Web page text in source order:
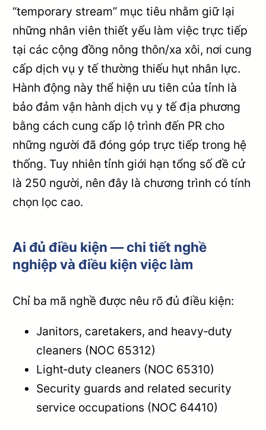
“temporary stream” mục tiêu nhằm giữ lại
những nhân viên thiết yếu làm việc trực tiếp
tại các cộng đồng nông thôn/xa xôi, nơi cung
cấp dịch vụ y tế thường thiếu hụt nhân lực.
Hành động này thể hiện ưu tiên của tỉnh là
bảo đảm vận hành dịch vụ y tế địa phương
bằng cách cung cấp lộ trình đến PR cho
những người đã đóng góp trực tiếp trong hệ
thống. Tuy nhiên tỉnh giới hạn tổng số đề cử
là 250 người, nên đây là chương trình có tính
chọn lọc cao.
Ai đủ điều kiện — chi tiết nghề
nghiệp và điều kiện việc làm
Chỉ ba mã nghề được nêu rõ đủ điều kiện:
Janitors, caretakers, and heavy‑duty
cleaners (NOC 65312)
Light‑duty cleaners (NOC 65310)
Security guards and related security
service occupations (NOC 64410)